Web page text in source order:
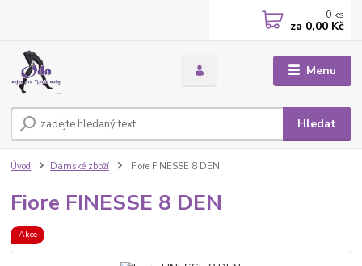
Menu
Hledat
0 ks
za 0,00 Kč
Úvod Dámské zboží Fiore FINESSE 8 DEN
Fiore FINESSE 8 DEN
Akce